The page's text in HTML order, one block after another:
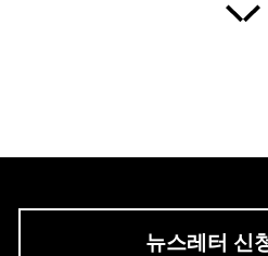
뉴스레터 신